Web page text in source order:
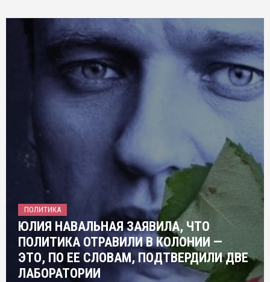
ПОЛИТИКА
ЮЛИЯ НАВАЛЬНАЯ ЗАЯВИЛА, ЧТО
ПОЛИТИКА ОТРАВИЛИ В КОЛОНИИ —
ЭТО, ПО ЕЕ СЛОВАМ, ПОДТВЕРДИЛИ ДВЕ
ЛАБОРАТОРИИ